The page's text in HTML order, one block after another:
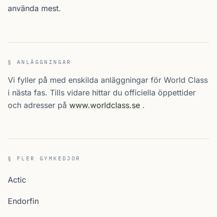
använda mest.
§ ANLÄGGNINGAR
Vi fyller på med enskilda anläggningar för World Class
i nästa fas. Tills vidare hittar du officiella öppettider
och adresser på www.worldclass.se .
§ FLER GYMKEDJOR
Actic
Endorfin